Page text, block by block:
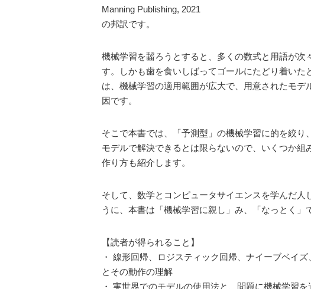
Manning Publishing, 2021
の邦訳です。
機械学習を齧ろうとすると、多くの数式と用語が
す。しかも歯を食いしばってゴールにたどり着い
は、機械学習の適用範囲が広大で、用意されたモ
因です。
そこで本書では、「予測型」の機械学習に的を絞
モデルで解決できるとは限らないので、いくつか
作り方も紹介します。
そして、数学とコンピュータサイエンスを学んだ
うに、本書は「機械学習に親し」み、「なっとく」
【読者が得られること】
・ 線形回帰、ロジスティック回帰、ナイーブベイ
とその動作の理解
・ 実世界でのモデルの使用法と、問題に機械学習